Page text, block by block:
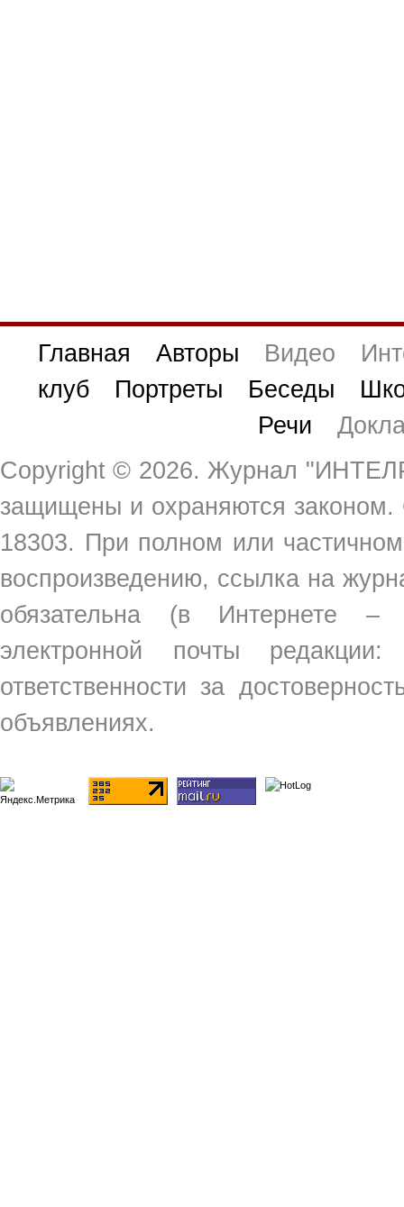
Главная Авторы Видео
клуб
Портреты Беседы
Речи
Copyright © 2026. Журнал
защищены и охраняются
18303. При полном или
воспроизведению, ссылка на
обязательна (в Интернете
электронной почты
ответственности за
объявлениях.